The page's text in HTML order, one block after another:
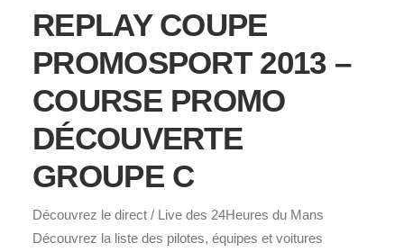
REPLAY COUPE
PROMOSPORT 2013 –
COURSE PROMO
DÉCOUVERTE
GROUPE C
Découvrez le direct / Live des 24Heures du Mans
Découvrez la liste des pilotes, équipes et voitures